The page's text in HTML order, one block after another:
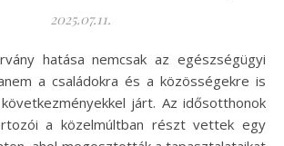
2025.07.11.
a családokra és a közösségekre is
járt. Az idősotthonok
a közelmúltban részt vettek egy